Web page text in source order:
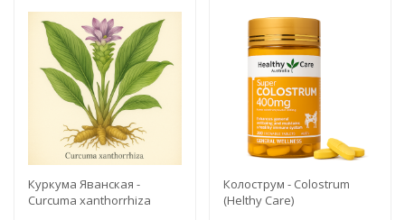
Куркума Яванская -
Curcuma xanthorrhiza
Колострум - Colostrum
(Helthy Care)